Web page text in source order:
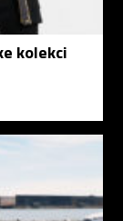
kolekci